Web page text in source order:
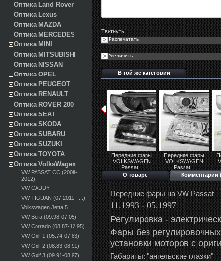
Оптика Land Rover
Оптика Lexus
Оптика MAZDA
Оптика MERCEDES
Оптика MINI
Оптика MITSUBISHI
Оптика NISSAN
Оптика OPEL
Оптика PEUGEOT
Оптика RENAULT
Оптика ROVER 200
Оптика SEAT
Оптика SKODA
Оптика SUBARU
Оптика SUZUKI
Оптика TOYOTA
Оптика VolksWagen
VW PASSAT CC (2008-
2012)
VW CADDY
VW TIGUAN (07.2011 - ...)
Volkswagen Jetta 5
VW Bora (09.98-07.05)
VW Corrado (08.87-12.95)
VW Golf 1 (05.74-07.83)
VW Golf 2 (08.83-08.91)
VW Golf 3 (09.91-08.97)
Твитнуть
Распечатать
Увеличить
В той же категории
Передние фары
VOLKSWAGEN
Passat...
Передние фары
VOLKSWAGEN
Passat...
О товаре Комментарии
Передние фары на VW Passat
11.1993 - 05.1997
Регулировка -э
Фары без
установки моторов с
Габариты: "ангельские глазки"